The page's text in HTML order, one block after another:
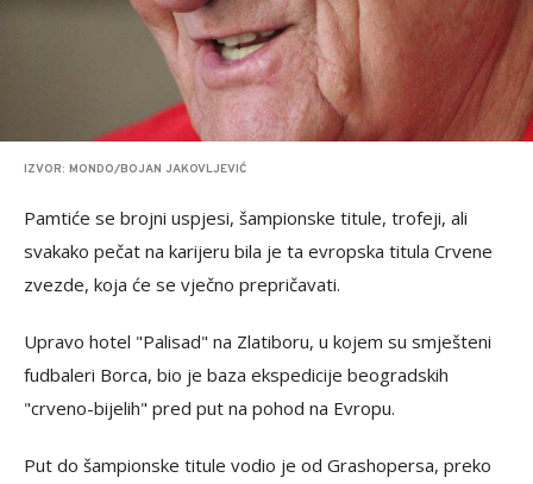
IZVOR: MONDO/BOJAN JAKOVLJEVIĆ
Pamtiće se brojni uspjesi, šampionske titule, trofeji, ali
svakako pečat na karijeru bila je ta evropska titula Crvene
zvezde, koja će se vječno prepričavati.
Upravo hotel "Palisad" na Zlatiboru, u kojem su smješteni
fudbaleri Borca, bio je baza ekspedicije beogradskih
"crveno-bijelih" pred put na pohod na Evropu.
Put do šampionske titule vodio je od Grashopersa, preko